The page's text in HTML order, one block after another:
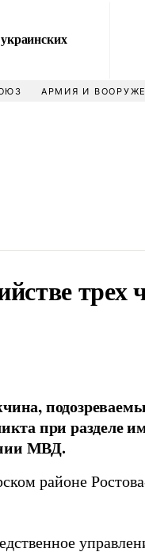
АРМИЯ И
трех
при разделе
МВД.
районе